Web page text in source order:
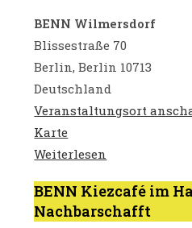
BENN Wilmersdorf
Blissestraße 70
Berlin,Berlin 10713
Deutschland
Veranstaltungsort
KarteBENN
Wilmersdorf
Weiterlesen
BENN
Kiezcafé
BENN Kiezcafé im
Nachbarschafft